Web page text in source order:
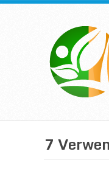
7